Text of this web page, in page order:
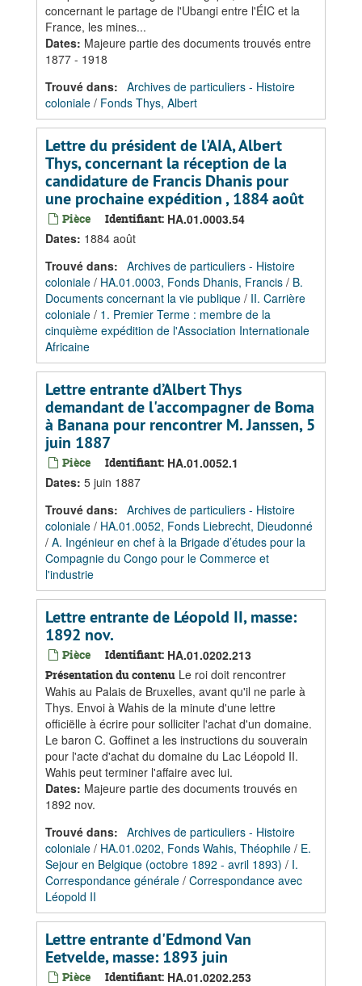
concernant le partage de l'Ubangi entre l'ÉIC et la
France, les mines...
Dates: Majeure partie des documents trouvés entre
1877 - 1918
Trouvé dans: Archives de particuliers - Histoire
coloniale / Fonds Thys, Albert
Lettre du président de l'AIA, Albert
Thys, concernant la réception de la
candidature de Francis Dhanis pour
une prochaine expédition , 1884 août
Pièce Identifiant: HA.01.0003.54
Dates: 1884 août
Trouvé dans: Archives de particuliers - Histoire
coloniale / HA.01.0003, Fonds Dhanis, Francis / B.
Documents concernant la vie publique / II. Carrière
coloniale / 1. Premier Terme : membre de la
cinquième expédition de l'Association Internationale
Africaine
Lettre entrante d’Albert Thys
demandant de l'accompagner de Boma
à Banana pour rencontrer M. Janssen, 5
juin 1887
Pièce Identifiant: HA.01.0052.1
Dates: 5 juin 1887
Trouvé dans: Archives de particuliers - Histoire
coloniale / HA.01.0052, Fonds Liebrecht, Dieudonné
/ A. Ingénieur en chef à la Brigade d’études pour la
Compagnie du Congo pour le Commerce et
l'industrie
Lettre entrante de Léopold II, masse:
1892 nov.
Pièce Identifiant: HA.01.0202.213
Présentation du contenu Le roi doit rencontrer
Wahis au Palais de Bruxelles, avant qu'il ne parle à
Thys. Envoi à Wahis de la minute d'une lettre
officiëlle à écrire pour solliciter l'achat d'un domaine.
Le baron C. Goffinet a les instructions du souverain
pour l'acte d'achat du domaine du Lac Léopold II.
Wahis peut terminer l'affaire avec lui.
Dates: Majeure partie des documents trouvés en
1892 nov.
Trouvé dans: Archives de particuliers - Histoire
coloniale / HA.01.0202, Fonds Wahis, Théophile / E.
Sejour en Belgique (octobre 1892 - avril 1893) / I.
Correspondance générale / Correspondance avec
Léopold II
Lettre entrante d'Edmond Van
Eetvelde, masse: 1893 juin
Pièce Identifiant: HA.01.0202.253